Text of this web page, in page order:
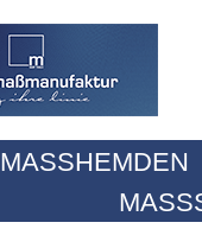
MASSHEMDEN